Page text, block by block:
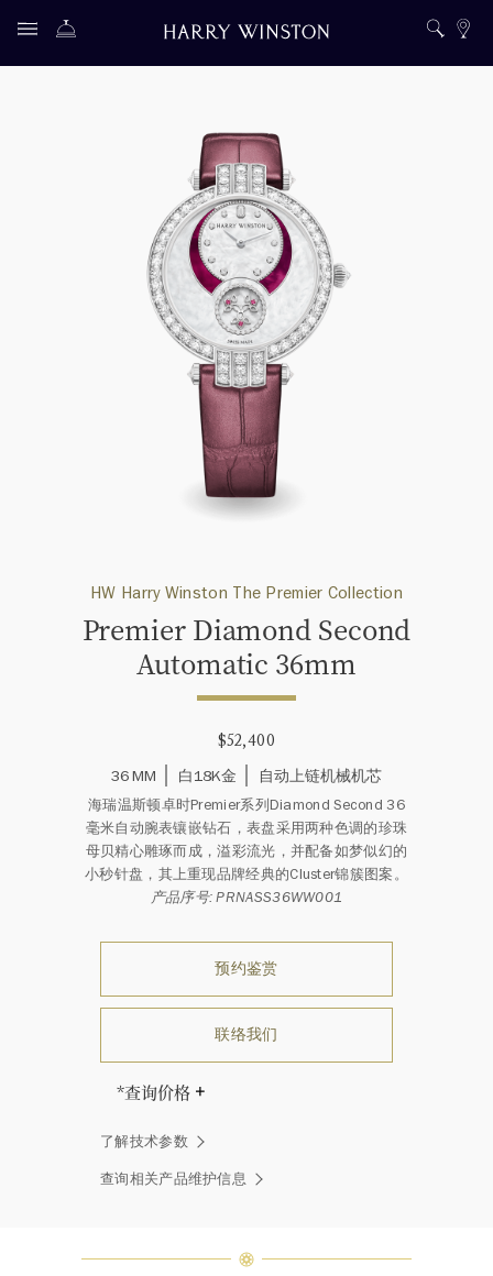
HW Harry Winston The Premier Collection
Premier Diamond Second
Automatic 36mm
$52,400
36 MM
白18K金 自动上链机械机芯
海瑞温斯顿卓时Premier系列Diamond Second 36
毫米自动腕表镶嵌钻石，表盘采用两种色调的珍珠
母贝精心雕琢而成，溢彩流光，并配备如梦似幻的
小秒针盘，其上重现品牌经典的Cluster锦簇图案。
产品序号: PRNASS36WW001
预约鉴赏
联络我们
*查询价格
有两颗相同的钻石。” 海瑞温斯顿的
每一件高级珠宝作品也是如此：每个
宝石皆与众不同而采用独特镶嵌方
了解技术参数
查询相关产品维护信息